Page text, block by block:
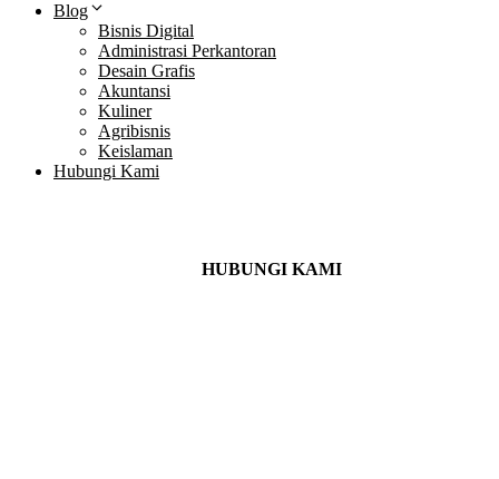
Blog
Bisnis Digital
Administrasi Perkantoran
Desain Grafis
Akuntansi
Kuliner
Agribisnis
Keislaman
Hubungi Kami
HUBUNGI KAMI